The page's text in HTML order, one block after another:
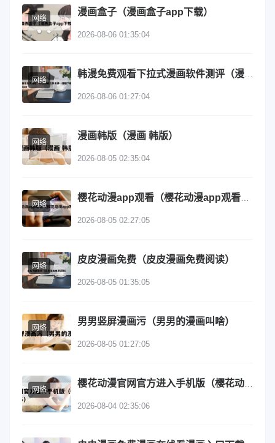
网络
漫画盒子（漫画盒子app下载）
2026-08-06 01:35:04
网络
2026-08-06 01:27:04
网络
漫画韩版（漫画 韩版）
2026-08-05 02:35:04
网络
2026-08-05 02:27:05
网络
皮皮漫画免费（皮皮漫画免费阅读）
2026-08-05 01:35:05
网络
男男竖屏漫画污（男男的漫画叫啥）
2026-08-05 01:27:05
网络
2026-08-04 02:35:06